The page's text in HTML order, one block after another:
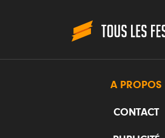
A PROPOS
CONTACT